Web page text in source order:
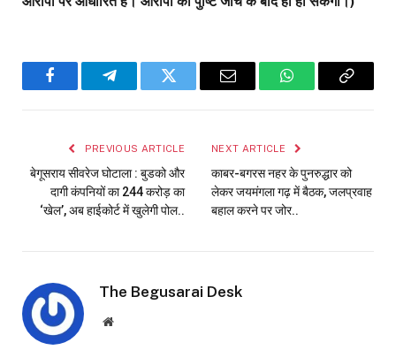
FacebookTelegramTwitter Email WhatsAppCopy
PREVIOUS ARTICLE
बेगूसराय सीवरेज घोटाला : बुडको और
दागी कंपनियों का 244 करोड़ का
‘खेल’, अब हाईकोर्ट में खुलेगी पोल..
NEXT ARTICLE
काबर-बगरस नहर के पुनरुद्धार को
लेकर जयमंगला गढ़ में बैठक, जलप्रवाह
बहाल करने पर जोर..
The Begusarai Desk
Website